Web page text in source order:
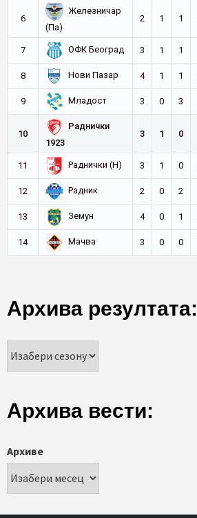
6
Железничар
(Па)
2 1 1
7 ОФК Београд 3 1 1
8 Нови Пазар 4 1 1
9 Младост 3 0 3
10
Раднички
1923
3 1 0
11 Раднички (Н) 3 1 0
12 Радник 2 0 2
13 Земун 4 0 1
14 Мачва 3 0 0
Архива резултата:
Архива вести:
Архиве